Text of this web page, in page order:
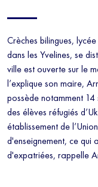
Crèches bilingues,
dans les Yvelines, se
ville est ouverte sur le
l’explique son maire,
possède notamment
des élèves réfugiés
établissement de
d'enseignement, ce qui
d'expatriées, rappelle